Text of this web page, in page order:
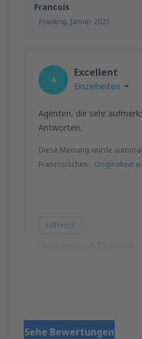
Francois
Frankrig, Jänner 2025
4
Excellent
Einzelheiten
Agenten, die sehr
Antworten.
Diese Meinung wurde
Französischen. Originaltext
Hilfreich!
Sehe Bewertungen